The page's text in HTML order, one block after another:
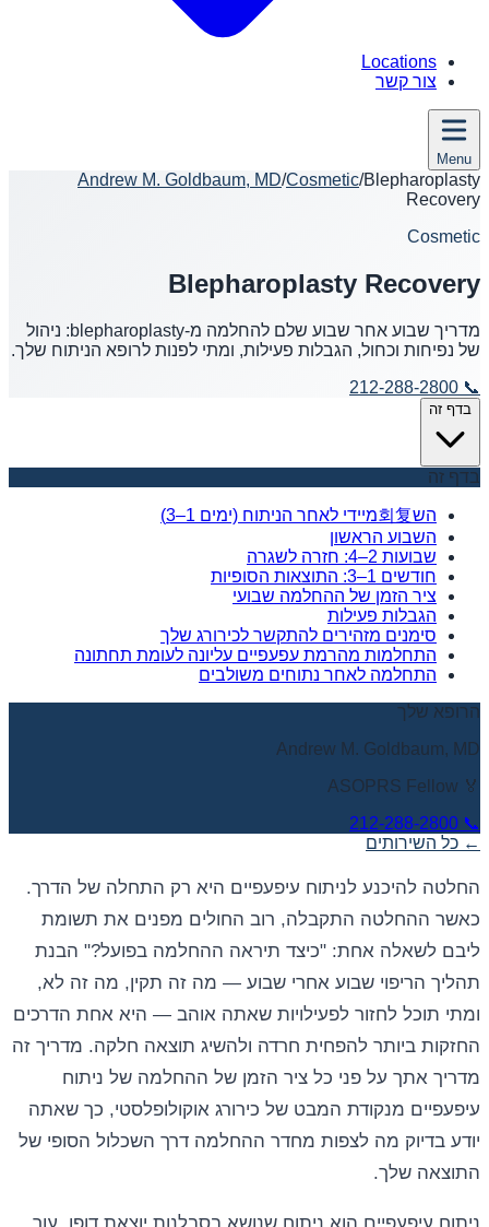
Locations
צור קשר
Menu
Andrew M. Goldbaum, MD/Cosmetic/Blepharoplasty
Recovery
Cosmetic
Blepharoplasty Recovery
מדריך שבוע אחר שבוע שלם להחלמה מ-blepharoplasty: ניהול
של נפיחות וכחול, הגבלות פעילות, ומתי לפנות לרופא הניתוח שלך.
📞
212-288-2800
בדף זה
בדף זה
הש회复מיידי לאחר הניתוח (ימים 1–3)
השבוע הראשון
שבועות 2–4: חזרה לשגרה
חודשים 1–3: התוצאות הסופיות
ציר הזמן של ההחלמה שבועי
הגבלות פעילות
סימנים מזהירים להתקשר לכירורג שלך
התחלמות מהרמת עפעפיים עליונה לעומת תחתונה
התחלמה לאחר נתוחים משולבים
הרופא שלך
Andrew M. Goldbaum, MD
🏅 ASOPRS Fellow
📞
212-288-2800
← כל השירותים
החלטה להיכנע לניתוח עיפעפיים היא רק התחלה של הדרך.
כאשר ההחלטה התקבלה, רוב החולים מפנים את תשומת
ליבם לשאלה אחת: "כיצד תיראה ההחלמה בפועל?" הבנת
תהליך הריפוי שבוע אחרי שבוע — מה זה תקין, מה זה לא,
ומתי תוכל לחזור לפעילויות שאתה אוהב — היא אחת הדרכים
החזקות ביותר להפחית חרדה ולהשיג תוצאה חלקה. מדריך זה
מדריך אתך על פני כל ציר הזמן של ההחלמה של ניתוח
עיפעפיים מנקודת המבט של כירורג אוקולופלסטי, כך שאתה
יודע בדיוק מה לצפות מחדר ההחלמה דרך השכלול הסופי של
התוצאה שלך.